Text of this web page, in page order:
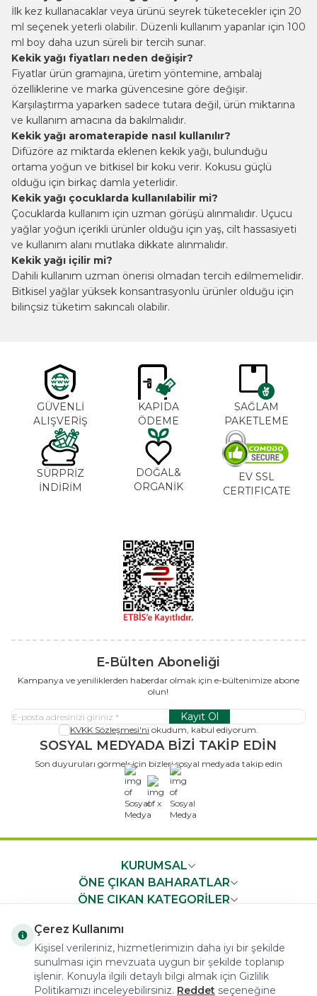
İlk kez kullanacaklar veya ürünü seyrek tüketecekler için 20
ml seçenek yeterli olabilir. Düzenli kullanım yapanlar için 100
ml boy daha uzun süreli bir tercih sunar.
Kekik yağı fiyatları neden değişir?
Fiyatlar ürün gramajına, üretim yöntemine, ambalaj
özelliklerine ve marka güvencesine göre değişir.
Karşılaştırma yaparken sadece tutara değil, ürün miktarına
ve kullanım amacına da bakılmalıdır.
Kekik yağı aromaterapide nasıl kullanılır?
Difüzöre az miktarda eklenen kekik yağı, bulunduğu
ortama yoğun ve bitkisel bir koku verir. Kokusu güçlü
olduğu için birkaç damla yeterlidir.
Kekik yağı çocuklarda kullanılabilir mi?
Çocuklarda kullanım için uzman görüşü alınmalıdır. Uçucu
yağlar yoğun içerikli ürünler olduğu için yaş, cilt hassasiyeti
ve kullanım alanı mutlaka dikkate alınmalıdır.
Kekik yağı içilir mi?
Dahili kullanım uzman önerisi olmadan tercih edilmemelidir.
Bitkisel yağlar yüksek konsantrasyonlu ürünler olduğu için
bilinçsiz tüketim sakıncalı olabilir.
GÜVENLİ
ALIŞVERİŞ
KAPIDA
ÖDEME
SAĞLAM
PAKETLEME
SÜRPRİZ
İNDİRİM
DOĞAL&
ORGANİK
EV SSL
CERTIFICATE
E-Bülten Aboneliği
Kampanya ve yeniliklerden haberdar olmak için e-bültenimize abone
olun!
Kayıt Ol
KVKK Sözleşmesi'ni okudum, kabul ediyorum.
SOSYAL MEDYADA BİZİ TAKİP EDİN
Son duyuruları görmek için bizleri sosyal medyada takip edin
x
KURUMSAL
ÖNE ÇIKAN BAHARATLAR
ÖNE ÇIKAN KATEGORİLER
HIZLI ERİŞİM
Çerez Kullanımı
Kişisel verileriniz, hizmetlerimizin daha iyi bir şekilde
sunulması için mevzuata uygun bir şekilde toplanıp
işlenir. Konuyla ilgili detaylı bilgi almak için Gizlilik
Politikamızı inceleyebilirsiniz. Reddet seçeneğine